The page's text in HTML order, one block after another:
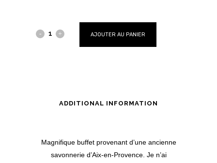
AJOUTER AU PANIER
ADDITIONAL INFORMATION
Magnifique buffet provenant d’une ancienne
savonnerie d’Aix-en-Provence. Je n’ai